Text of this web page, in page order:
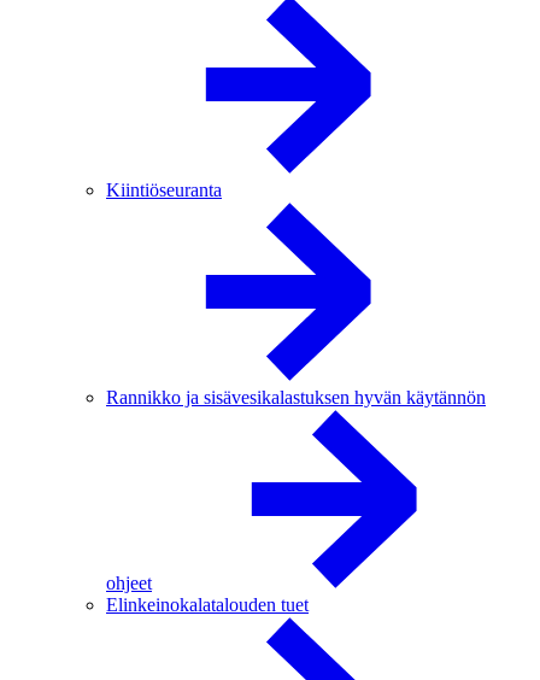
Kiintiöseuranta
Rannikko ja sisävesikalastuksen hyvän käytännön
ohjeet
Elinkeinokalatalouden tuet